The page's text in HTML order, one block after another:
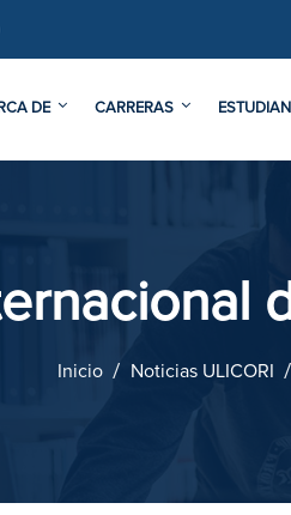
DE CARRERAS
Inicio Noticias ULICORI